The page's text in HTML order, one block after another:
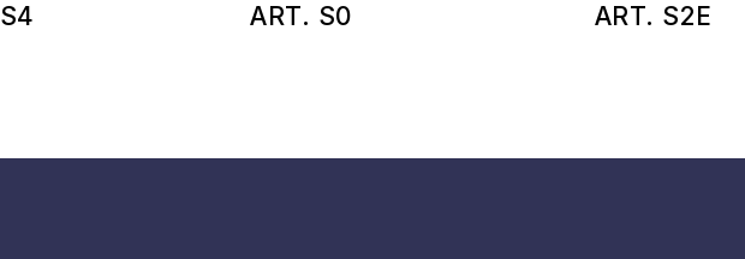
ART. S0 ART. S2E